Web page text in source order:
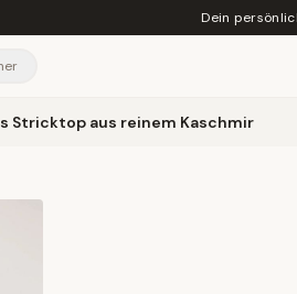
Dein
Stricktop aus reinem Kaschmir